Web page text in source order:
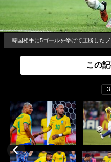
韓国相手に5ゴールを挙げて圧勝した
この